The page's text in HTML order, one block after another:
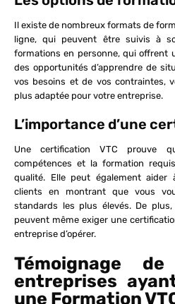
Il existe de nombreux formats de
ligne, qui peuvent être suivis à
formations en personne, qui offrent
des opportunités d’apprendre de
vos besoins et de vos contraintes,
plus adaptée pour votre entreprise.
L’importance d’une
Une certification VTC prouve
compétences et la formation
qualité. Elle peut également aider
clients en montrant que vous
standards les plus élevés. De
peuvent même exiger une
entreprise d’opérer.
Témoignage
entreprises
une Formation